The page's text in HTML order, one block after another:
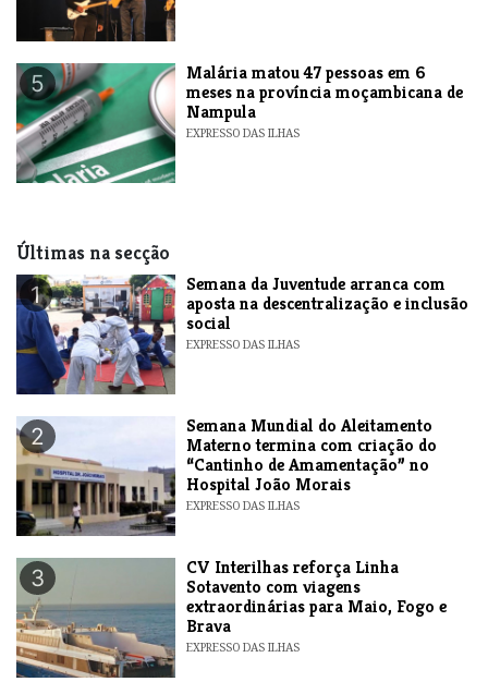
5
​Malária matou 47 pessoas em 6
meses na província moçambicana de
Nampula
EXPRESSO DAS ILHAS
Últimas na secção
1
Semana da Juventude arranca com
aposta na descentralização e inclusão
social
EXPRESSO DAS ILHAS
2
Semana Mundial do Aleitamento
Materno termina com criação do
“Cantinho de Amamentação” no
Hospital João Morais
EXPRESSO DAS ILHAS
3
​CV Interilhas reforça Linha
Sotavento com viagens
extraordinárias para Maio, Fogo e
Brava
EXPRESSO DAS ILHAS